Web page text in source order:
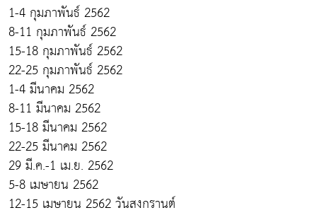
1-4 กุมภาพันธ์ 2562
8-11 กุมภาพันธ์ 2562
15-18 กุมภาพันธ์ 2562
22-25 กุมภาพันธ์ 2562
1-4 มีนาคม 2562
8-11 มีนาคม 2562
15-18 มีนาคม 2562
22-25 มีนาคม 2562
29 มี.ค.-1 เม.ย. 2562
5-8 เมษายน 2562
12-15 เมษายน 2562 วันสงกรานต์